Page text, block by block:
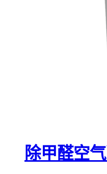
除甲醛空